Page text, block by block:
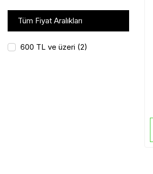
Tüm Fiyat Aralıkları
600 TL ve üzeri (2)